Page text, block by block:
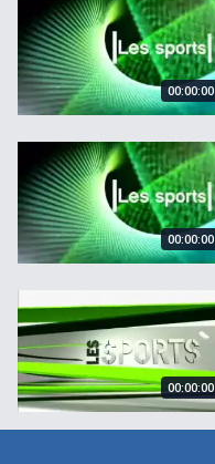
Les Sports du 21.02.12
00:00:00
Les Sports du 03.02.12
00:00:00
Les Sports du 02.03.11
00:00:00